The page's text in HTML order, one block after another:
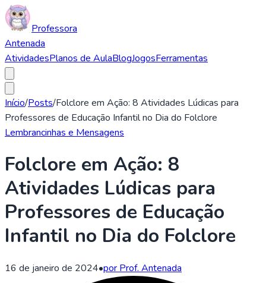
Professora
Antenada
AtividadesPlanos de AulaBlogJogosFerramentas
Início/Posts/Folclore em Ação: 8 Atividades Lúdicas para
Professores de Educação Infantil no Dia do Folclore
Lembrancinhas e Mensagens
Folclore em Ação: 8
Atividades Lúdicas para
Professores de Educação
Infantil no Dia do Folclore
16 de janeiro de 2024•por Prof. Antenada